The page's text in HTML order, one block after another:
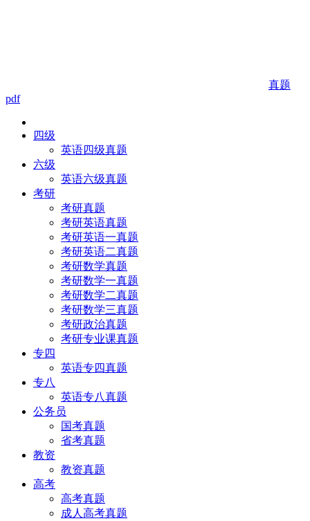
真题
pdf
四级
英语四级真题
六级
英语六级真题
考研
考研真题
考研英语真题
考研英语一真题
考研英语二真题
考研数学真题
考研数学一真题
考研数学二真题
考研数学三真题
考研政治真题
考研专业课真题
专四
英语专四真题
专八
英语专八真题
公务员
国考真题
省考真题
教资
教资真题
高考
高考真题
成人高考真题